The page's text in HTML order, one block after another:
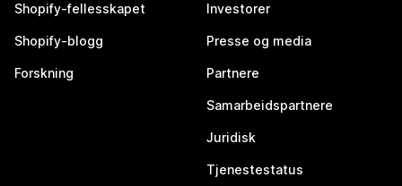
Shopify-fellesskapet
Shopify-blogg
Forskning
Investorer
Presse og media
Partnere
Samarbeidspartnere
Juridisk
Tjenestestatus